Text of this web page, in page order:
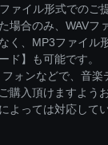
ァイル形式でのご
場合のみ、WAVフ
く、MP3ファイル
ド】も可能です。
ォンなどで、音楽
購入頂けますよう
よっては対応して